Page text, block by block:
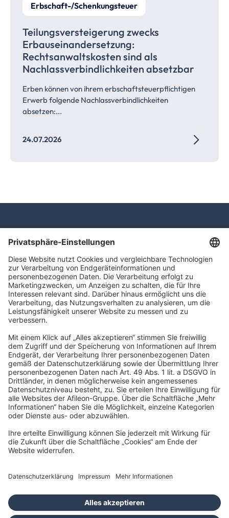
Erbschaft-/Schenkungsteuer
Teilungsversteigerung zwecks
Erbauseinandersetzung:
Rechtsanwaltskosten sind als
Nachlassverbindlichkeiten absetzbar
Erben können von ihrem erbschaftsteuerpflichtigen
Erwerb folgende Nachlassverbindlichkeiten
absetzen:...
24.07.2026
navigator Gruppe
Carl-Bertelsmann-Straße 29
33332 Gütersloh
kontakt@navigator-gruppe.de
Impressum
Datenschutz
Hinweisgeber
Barrierefreiheitserklärung
Cookies